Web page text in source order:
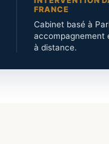
FRANCE
Cabinet basé à
accompagnement
à distance.